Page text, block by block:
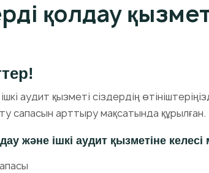
қолдау
аудит қызметі сіздердің
сапасын арттыру мақсатында құрылған.
және ішкі аудит қызметіне